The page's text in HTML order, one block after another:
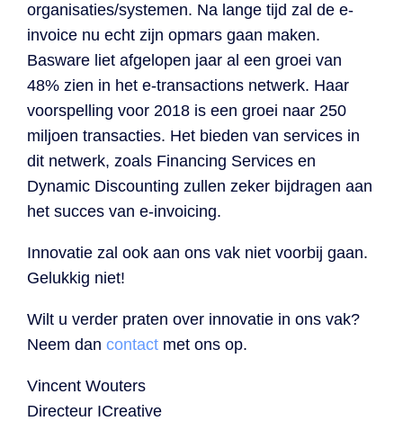
organisaties/systemen. Na lange tijd zal de e-
invoice nu echt zijn opmars gaan maken.
Basware liet afgelopen jaar al een groei van
48% zien in het e-transactions netwerk. Haar
voorspelling voor 2018 is een groei naar 250
miljoen transacties. Het bieden van services in
dit netwerk, zoals Financing Services en
Dynamic Discounting zullen zeker bijdragen aan
het succes van e-invoicing.
Innovatie zal ook aan ons vak niet voorbij gaan.
Gelukkig niet!
Wilt u verder praten over innovatie in ons vak?
Neem dan contact met ons op.
Vincent Wouters
Directeur ICreative